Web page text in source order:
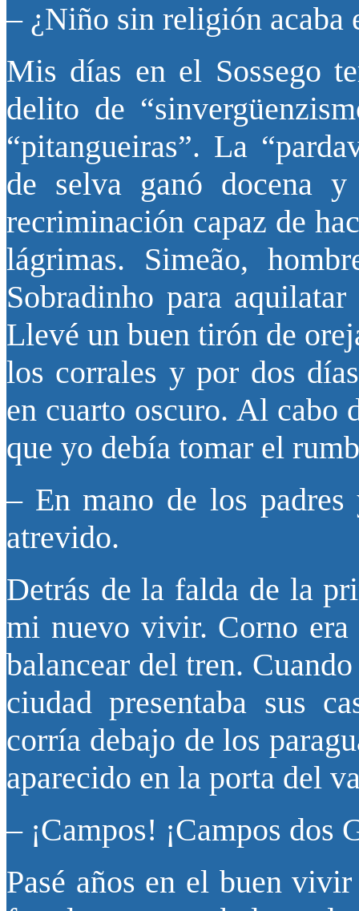
– ¿Niño sin religión acaba
Mis días en el Sossego
delito de
“pitangueiras”. La
de selva ganó docena
recriminación capaz de
lágrimas. Simeão,
Sobradinho para
Llevé un buen tirón de
los corrales y por dos
en cuarto oscuro. Al cabo
que yo debía tomar el
– En mano de los
atrevido.
Detrás de la falda de la
mi nuevo vivir. Corno
balancear del tren.
ciudad presentaba sus
corría debajo de los
aparecido en la porta del
– ¡Campos! ¡Campos dos
Pasé años en el buen